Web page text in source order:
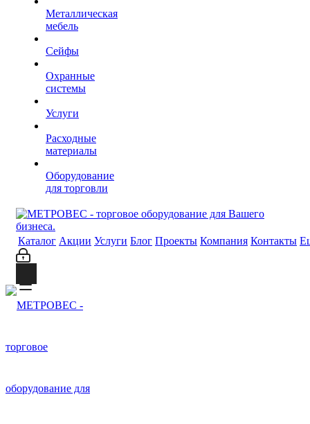
Металлическая
мебель
Сейфы
Охранные
системы
Услуги
Расходные
материалы
Оборудование
для торговли
Каталог Акции Услуги Блог Проекты Компания Контакты